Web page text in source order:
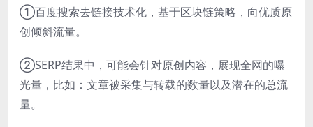
①百度搜索去链接技术化，基于区块链策略，向优质原
创倾斜流量。
②SERP结果中，可能会针对原创内容，展现全网的曝
光量，比如：文章被采集与转载的数量以及潜在的总流
量。